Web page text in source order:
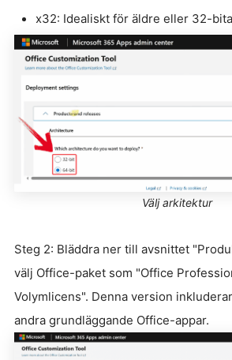
x32: Idealiskt för äldre eller 32-
Välj arkitektur
Steg 2: Bläddra ner till avsnittet
välj Office-paket som "Office
Volymlicens". Denna version
andra grundläggande Office-appar.